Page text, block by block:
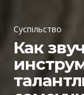
Суспільство
Как